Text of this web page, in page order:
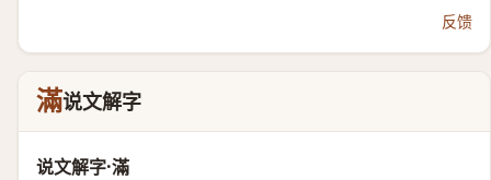
反馈
滿说文解字
说文解字·滿